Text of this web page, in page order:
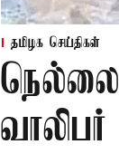
தமிழக செய்திகள்